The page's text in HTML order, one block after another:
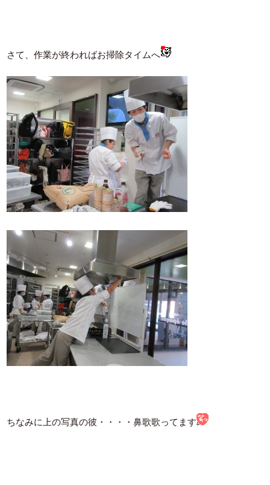
さて、作業が終わればお掃除タイムへ
ちなみに上の写真の彼・・・・鼻歌歌ってます